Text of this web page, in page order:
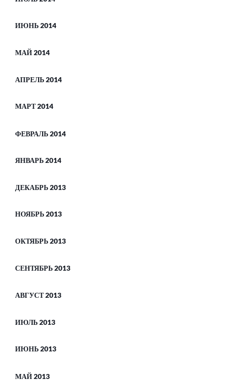
ИЮНЬ 2014
МАЙ 2014
АПРЕЛЬ 2014
МАРТ 2014
ФЕВРАЛЬ 2014
ЯНВАРЬ 2014
ДЕКАБРЬ 2013
НОЯБРЬ 2013
ОКТЯБРЬ 2013
СЕНТЯБРЬ 2013
АВГУСТ 2013
ИЮЛЬ 2013
ИЮНЬ 2013
МАЙ 2013